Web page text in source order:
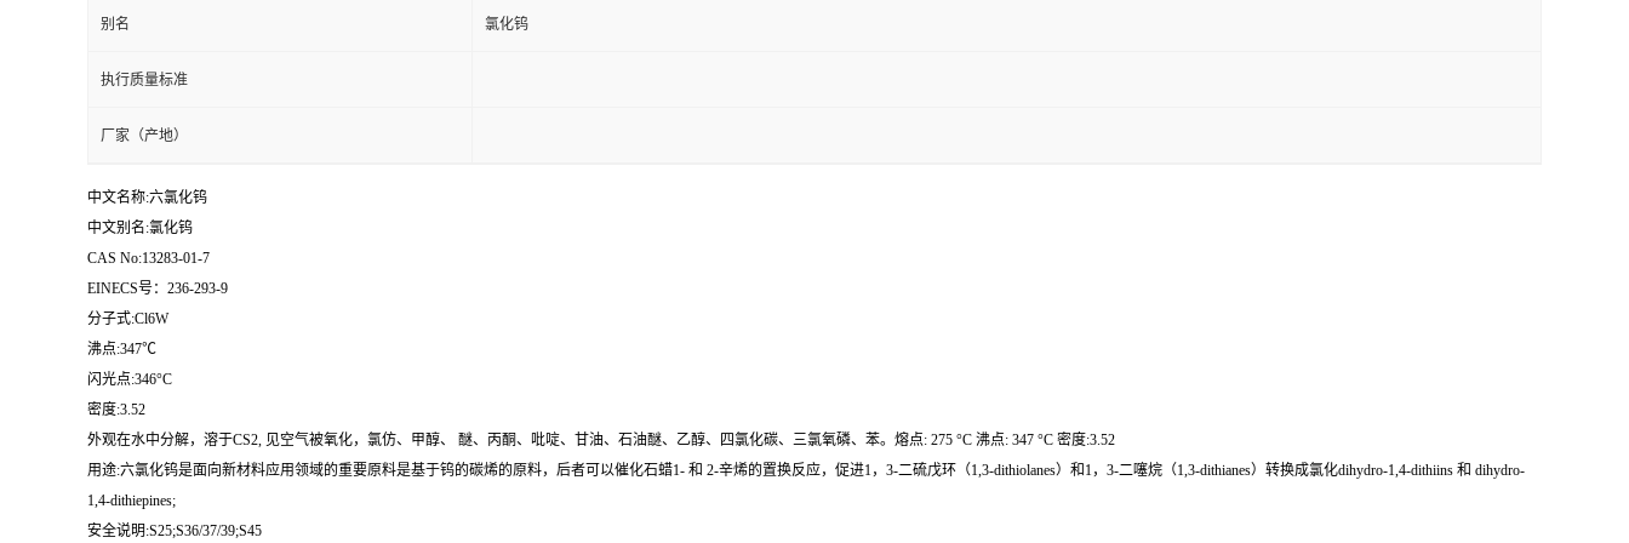
别名 氯化钨
执行质量标准
厂家（产地）
中文名称:六氯化钨
中文别名:氯化钨
CAS No:13283-01-7
EINECS号：236-293-9
分子式:Cl6W
沸点:347℃
闪光点:346°C
密度:3.52
外观在水中分解，溶于CS2, 见空气被氧化，氯仿、甲醇、 醚、丙酮、吡啶、甘油、石油醚、乙醇、四氯化碳、三氯氧磷、苯。熔点: 275 °C 沸点: 347 °C 密度:3.52
用途:六氯化钨是面向新材料应用领域的重要原料是基于钨的碳烯的原料，后者可以催化石蜡1- 和 2-辛烯的置换反应，促进1，3-二硫戊环（1,3-dithiolanes）和1，3-二噻烷（1,3-dithianes）转换成氯化dihydro-1,4-dithiins 和 dihydro-
1,4-dithiepines;
安全说明:S25;S36/37/39;S45